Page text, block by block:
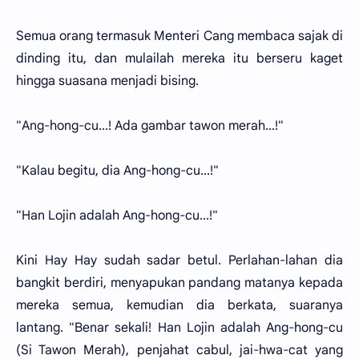
Semua orang termasuk Menteri Cang membaca sajak di
dinding itu, dan mulailah mereka itu berseru kaget
hingga suasana menjadi bising.
"Ang-hong-cu...! Ada gambar tawon merah...!"
"Kalau begitu, dia Ang-hong-cu...!"
"Han Lojin adalah Ang-hong-cu...!"
Kini Hay Hay sudah sadar betul. Perlahan-lahan dia
bangkit berdiri, menyapukan pandang matanya kepada
mereka semua, kemudian dia berkata, suaranya
lantang. "Benar sekali! Han Lojin adalah Ang-hong-cu
(Si Tawon Merah), penjahat cabul, jai-hwa-cat yang